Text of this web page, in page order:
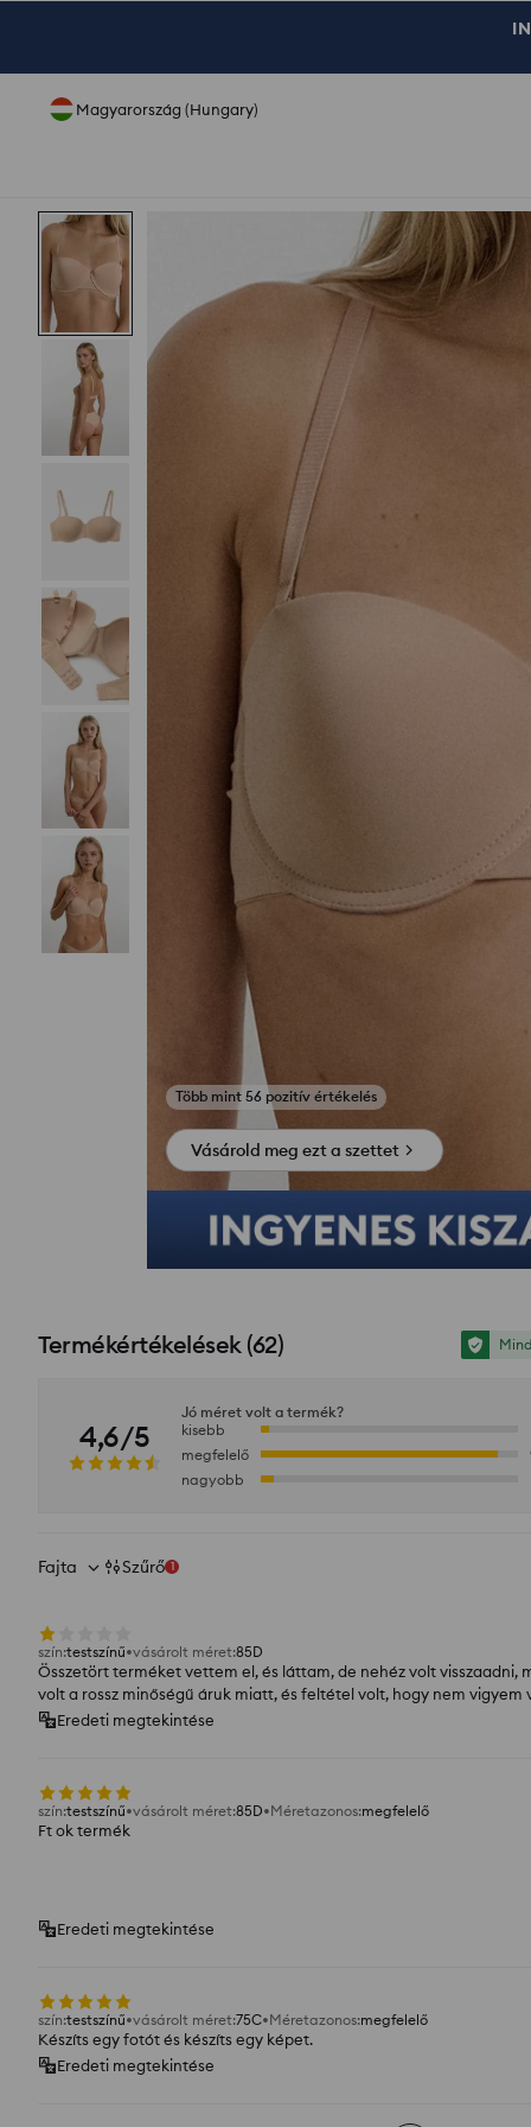
Magyarország (Hungary)
Fotók az értékelésekből
Vásárold meg ezt a szettet
Termékértékelések (62)
4,6/5
Jó méret volt a termék?
kisebb
megfelelő
nagyobb
Fajta Szűrő 1
szín:testszínű vásárolt méret:85D
Összetört terméket vettem el, és láttam, de nehéz volt visszaadni,
volt a rossz minőségű áruk miatt, és feltétel volt, hogy nem vigyem
Eredeti megtekintése
szín:testszínű vásárolt méret:85D Méretazonos:megfelelő
Ft ok termék
Eredeti megtekintése
szín:testszínű vásárolt méret:75C Méretazonos:megfelelő
Készíts egy fotót és készíts egy képet.
Eredeti megtekintése